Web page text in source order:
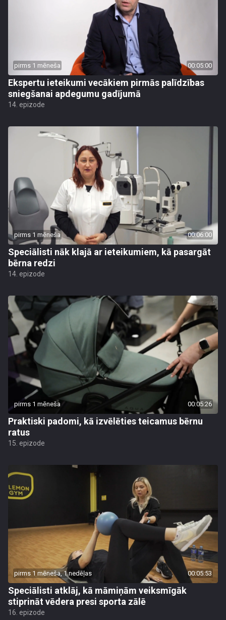
pirms 1 mēneša 00:05:00
Ekspertu ieteikumi vecākiem pirmās palīdzības
sniegšanai apdegumu gadījumā
14. epizode
pirms 1 mēneša 00:06:00
Speciālisti nāk klajā ar ieteikumiem, kā pasargāt
bērna redzi
14. epizode
pirms 1 mēneša 00:05:26
Praktiski padomi, kā izvēlēties teicamus bērnu
ratus
15. epizode
pirms 1 mēneša, 1 nedēļas 00:05:53
Speciālisti atklāj, kā māmiņām veiksmīgāk
stiprināt vēdera presi sporta zālē
16. epizode